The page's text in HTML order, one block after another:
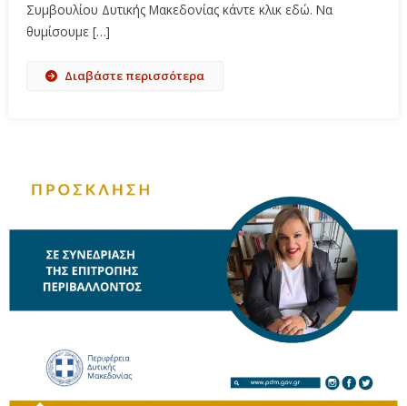
Συμβουλίου Δυτικής Μακεδονίας κάντε κλικ εδώ. Να
θυμίσουμε […]
Διαβάστε περισσότερα